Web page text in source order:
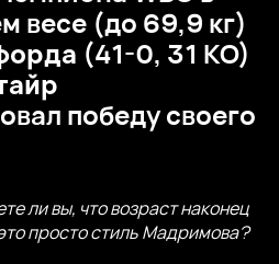
весе (до 69,9 кг)
(41-0, 31 КО)
победу своего
ли вы, что возраст наконец
просто стиль Мадримова?